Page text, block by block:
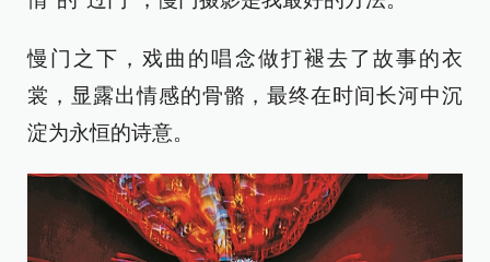
慢门之下，戏曲的唱念做打褪去了故事的衣
裳，显露出情感的骨骼，最终在时间长河中沉
淀为永恒的诗意。